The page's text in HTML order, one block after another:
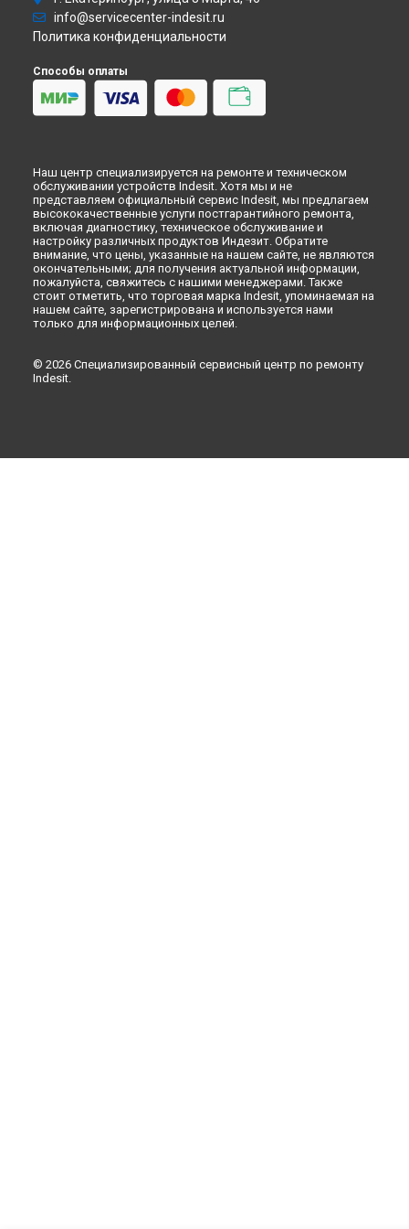
info@servicecenter-indesit.ru
Политика конфиденциальности
Способы оплаты
Наш центр специализируется на ремонте и техническом
обслуживании устройств Indesit. Хотя мы и не
представляем официальный сервис Indesit, мы предлагаем
высококачественные услуги постгарантийного ремонта,
включая диагностику, техническое обслуживание и
настройку различных продуктов Индезит. Обратите
внимание, что цены, указанные на нашем сайте, не являются
окончательными; для получения актуальной информации,
пожалуйста, свяжитесь с нашими менеджерами. Также
стоит отметить, что торговая марка Indesit, упоминаемая на
нашем сайте, зарегистрирована и используется нами
только для информационных целей.
© 2026 Специализированный сервисный центр по ремонту
Indesit.